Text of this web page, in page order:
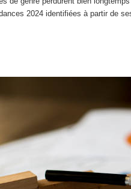
2024 identifiées à partir de